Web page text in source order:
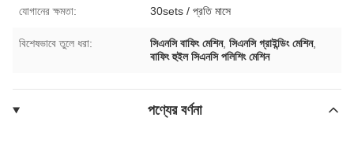
যোগানের ক্ষমতা: 30sets / প্রতি মাসে
বিশেষভাবে তুলে ধরা: সিএনসি বাফিং মেশিন,সিএনসি গ্রাইন্ডিং মেশিন,
বাফিং হুইল সিএনসি পলিশিং মেশিন
পণ্যের বর্ণনা